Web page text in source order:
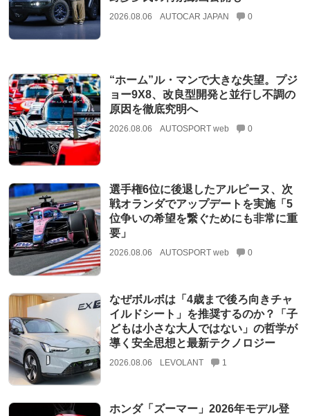
2026.08.06 AUTOCAR JAPAN 0
“ホーム”ル・マンで大きな失望。プジ
ョー9X8、改良型開発と並行し不調の
原因を徹底究明へ
2026.08.06 AUTOSPORT web 0
選手権6位に後退したアルピーヌ、次
戦オランダでアップデートを実施「5
位争いの希望を繋ぐためにも非常に重
要」
2026.08.06 AUTOSPORT web 0
なぜボルボは「4歳まで後ろ向きチャ
イルドシート」を推奨するのか？「子
どもは小さな大人ではない」の哲学が
導く安全思想と最新テクノロジー
2026.08.06 LEVOLANT 1
ホンダ「ズーマー」2026年モデル登